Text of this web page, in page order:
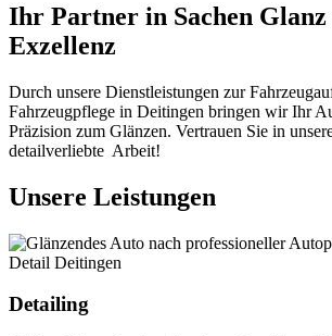
Ihr Partner in Sachen Glanz
Exzellenz
Durch unsere Dienstleistungen zur
Fahrzeugpflege in Deitingen bringen wir Ihr
Präzision zum Glänzen. Vertrauen Sie in
detailverliebte Arbeit!
Unsere Leistungen
Detailing